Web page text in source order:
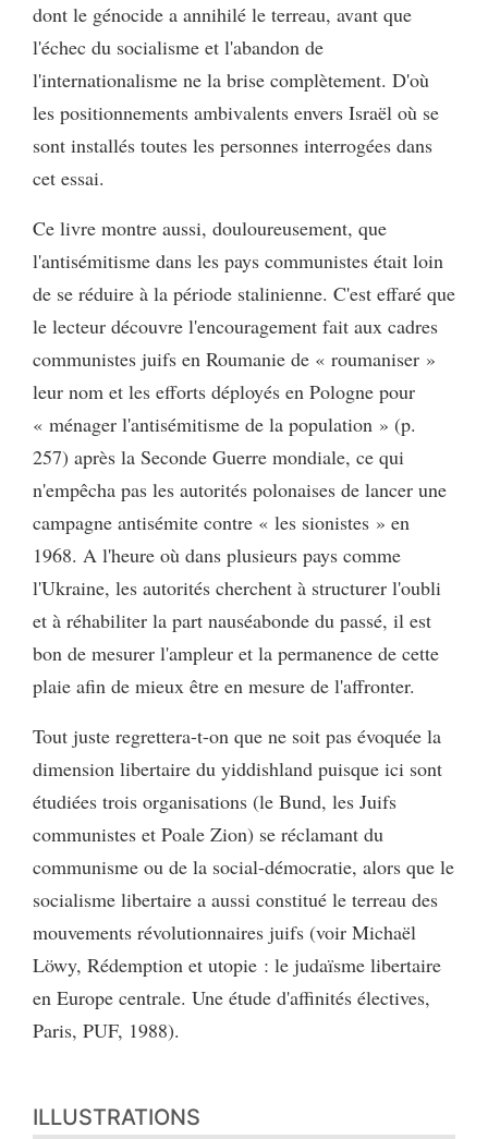
dont le génocide a annihilé le terreau, avant que
l'échec du socialisme et l'abandon de
l'internationalisme ne la brise complètement. D'où
les positionnements ambivalents envers Israël où se
sont installés toutes les personnes interrogées dans
cet essai.
Ce livre montre aussi, douloureusement, que
l'antisémitisme dans les pays communistes était loin
de se réduire à la période stalinienne. C'est effaré que
le lecteur découvre l'encouragement fait aux cadres
communistes juifs en Roumanie de « roumaniser »
leur nom et les efforts déployés en Pologne pour
« ménager l'antisémitisme de la population » (p.
257) après la Seconde Guerre mondiale, ce qui
n'empêcha pas les autorités polonaises de lancer une
campagne antisémite contre « les sionistes » en
1968. A l'heure où dans plusieurs pays comme
l'Ukraine, les autorités cherchent à structurer l'oubli
et à réhabiliter la part nauséabonde du passé, il est
bon de mesurer l'ampleur et la permanence de cette
plaie afin de mieux être en mesure de l'affronter.
Tout juste regrettera-t-on que ne soit pas évoquée la
dimension libertaire du yiddishland puisque ici sont
étudiées trois organisations (le Bund, les Juifs
communistes et Poale Zion) se réclamant du
communisme ou de la social-démocratie, alors que le
socialisme libertaire a aussi constitué le terreau des
mouvements révolutionnaires juifs (voir Michaël
Löwy, Rédemption et utopie : le judaïsme libertaire
en Europe centrale. Une étude d'affinités électives,
Paris, PUF, 1988).
ILLUSTRATIONS